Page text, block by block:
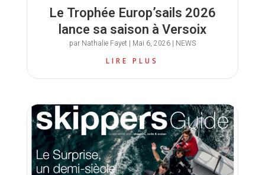
Le Trophée Europ’sails 2026
lance sa saison à Versoix
par Nathalie Fayet| Mai 6, 2026| NEWS
LIRE PLUS